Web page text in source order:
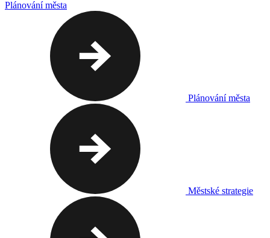
Plánování města
Plánování města
Městské strategie